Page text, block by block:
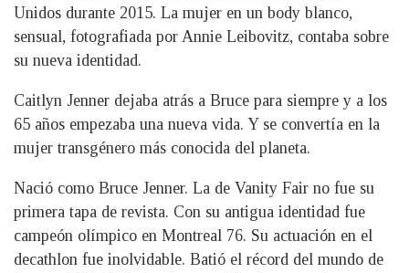
Unidos durante 2015. La mujer en un body blanco,
sensual, fotografiada por Annie Leibovitz, contaba sobre
su nueva identidad.
Caitlyn Jenner dejaba atrás a Bruce para siempre y a los
65 años empezaba una nueva vida. Y se convertía en la
mujer transgénero más conocida del planeta.
Nació como Bruce Jenner. La de Vanity Fair no fue su
primera tapa de revista. Con su antigua identidad fue
campeón olímpico en Montreal 76. Su actuación en el
decathlon fue inolvidable. Batió el récord del mundo de